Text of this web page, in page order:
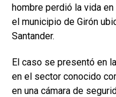
hombre perdió la vida
el municipio de Girón
Santander.
El caso se presentó en
en el sector conocido
en una cámara de